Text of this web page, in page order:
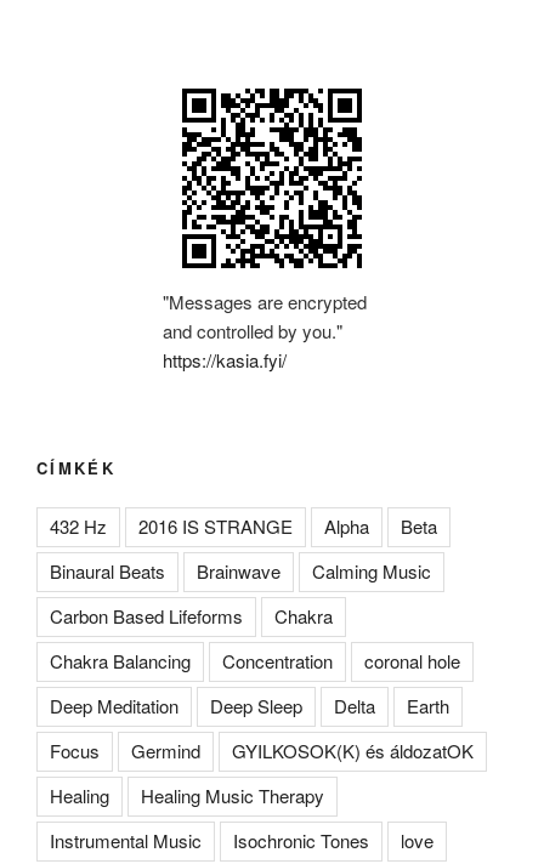
"Messages are encrypted
and controlled by you."
https://kasia.fyi/
CÍMKÉK
432 Hz 2016 IS STRANGE Alpha
Beta
Binaural Beats
Brainwave
Calming Music
Carbon Based Lifeforms
Chakra
Chakra Balancing
Concentration
coronal hole
Deep Meditation
Deep Sleep Delta
Earth
Focus
Germind
GYILKOSOK(K) és áldozatOK
Healing
Healing Music Therapy
Instrumental Music
Isochronic Tones love